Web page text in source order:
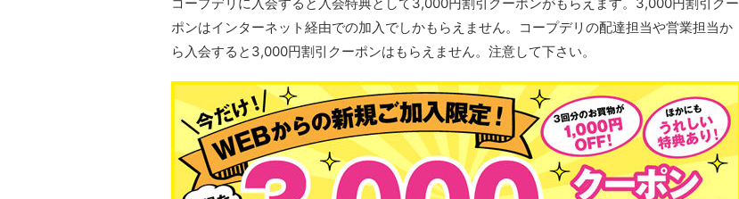
ポンはインターネット経由での加入でしかもらえません。コープデリの配達担当や営業担当か
ら入会すると3,000円割引クーポンはもらえません。注意して下さい。